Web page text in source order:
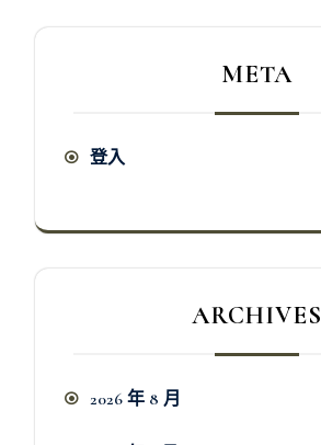
META
登入
ARCHIVES
2026 年 8 月